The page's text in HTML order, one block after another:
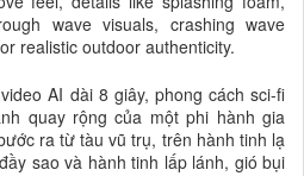
wave visuals, crashing wave
realistic outdoor authenticity.
AI dài 8 giây, phong cách sci-fi
quay rộng của một phi hành gia
ra từ tàu vũ trụ, trên hành tinh lạ
sao và hành tinh lấp lánh, gió bụi